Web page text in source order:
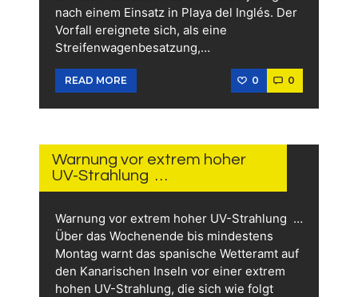
nach einem Einsatz in Playa del Inglés. Der
Vorfall ereignete sich, als eine
Streifenwagenbesatzung,…
READ MORE 0 0
2026
Warnung vor extrem hoher
UV-Strahlung …
Warnung vor extrem hoher UV-Strahlung …
Über das Wochenende bis mindestens
Montag warnt das spanische Wetteramt auf
den Kanarischen Inseln vor einer extrem
hohen UV-Strahlung, die sich wie folgt